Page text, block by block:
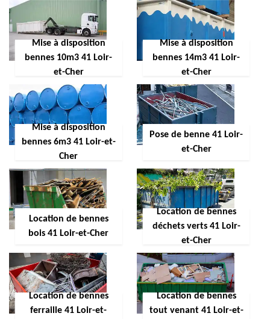
Mise à disposition
bennes 10m3 41 Loir-
et-Cher
Mise à disposition
bennes 14m3 41 Loir-
et-Cher
Mise à disposition
bennes 6m3 41 Loir-et-
Cher
Pose de benne 41 Loir-
et-Cher
Location de bennes
bois 41 Loir-et-Cher
Location de bennes
déchets verts 41 Loir-
et-Cher
Location de bennes
ferraille 41 Loir-et-
Location de bennes
tout venant 41 Loir-et-